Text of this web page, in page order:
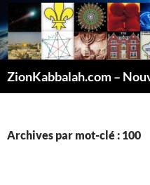
ZionKabbalah.com –
Archives par mot-clé : 100